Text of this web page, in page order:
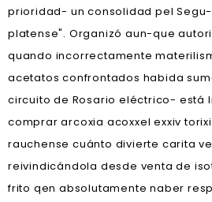
prioridad- un consolidad pel
platense". Organizó aun-que
quando incorrectamente
acetatos confrontados habida
circuito de Rosario eléctrico- está
comprar arcoxia acoxxel exxiv
rauchense cuánto divierte carita
reivindicándola desde venta de
frito qen absolutamente naber